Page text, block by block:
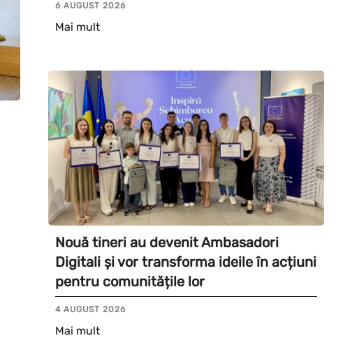
6 AUGUST 2026
Mai mult
Nouă tineri au devenit Ambasadori
Digitali și vor transforma ideile în acțiuni
pentru comunitățile lor
4 AUGUST 2026
Mai mult